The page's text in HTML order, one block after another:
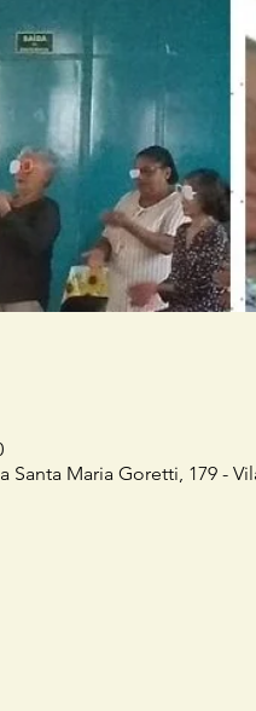
Santa Maria Goretti, 179 -